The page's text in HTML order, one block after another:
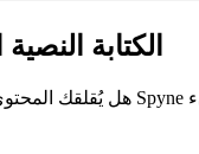
الكتابة